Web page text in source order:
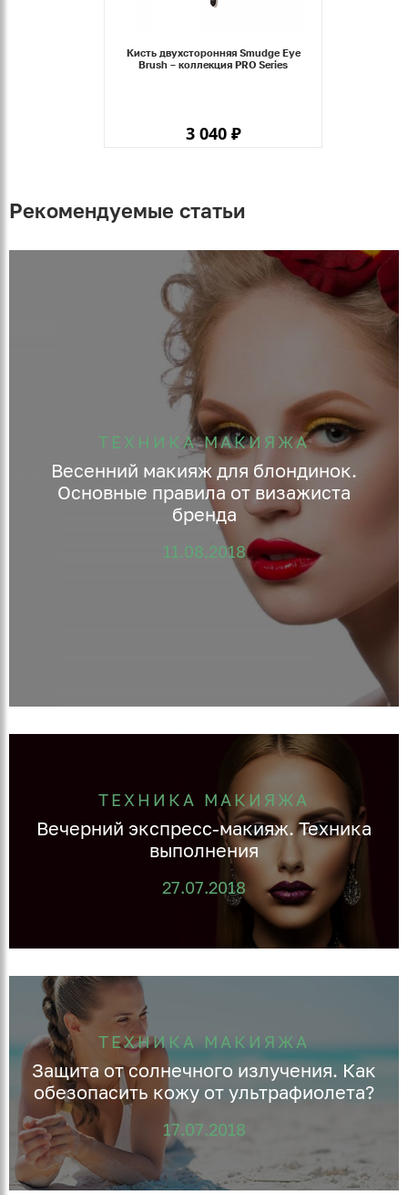
Кисть двухсторонняя Smudge Eye
Brush – коллекция PRO Series
3 040 ₽
Рекомендуемые статьи
ТЕХНИКА МАКИЯЖА
Весенний макияж для блондинок.
Основные правила от визажиста
бренда
11.08.2018
ТЕХНИКА МАКИЯЖА
Вечерний экспресс-макияж. Техника
выполнения
27.07.2018
ТЕХНИКА МАКИЯЖА
Защита от солнечного излучения. Как
обезопасить кожу от ультрафиолета?
17.07.2018